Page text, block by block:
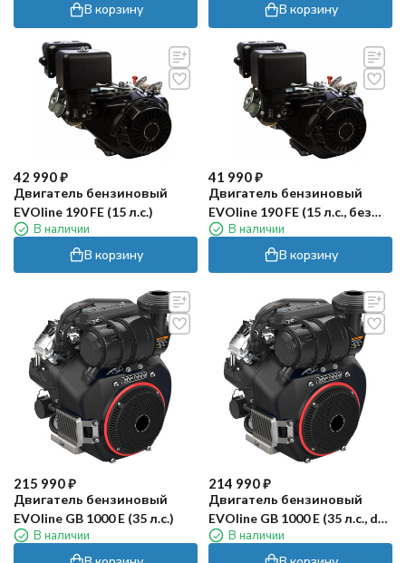
В корзину В корзину
42 990₽
Двигатель бензиновый
EVOline 190 FE (15 л.с.)
В наличии
В корзину
41 990₽
Двигатель бензиновый
EVOline 190 FE (15 л.с., без
бака)В наличии
В корзину
215 990₽
Двигатель бензиновый
EVOline GB 1000 E (35 л.с.)
В наличии
214 990₽
Двигатель бензиновый
EVOline GB 1000 E (35 л.с., d
вала 28,575мм)
В наличии